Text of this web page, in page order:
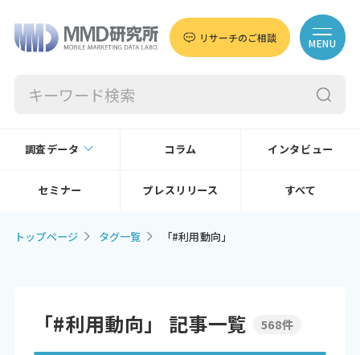
リサーチのご相談 MENU
調査データ コラム インタビュー
セミナー プレスリリース すべて
トップページ タグ一覧 「#利用動向」
「#利用動向」 記事一覧 568件